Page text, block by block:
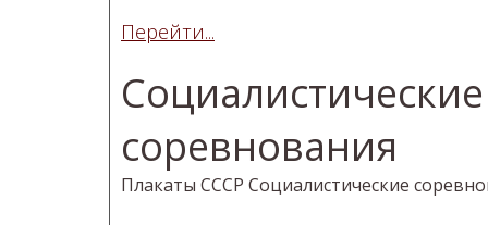
Перейти...
Социалистические
соревнования
Плакаты СССР Социалистические